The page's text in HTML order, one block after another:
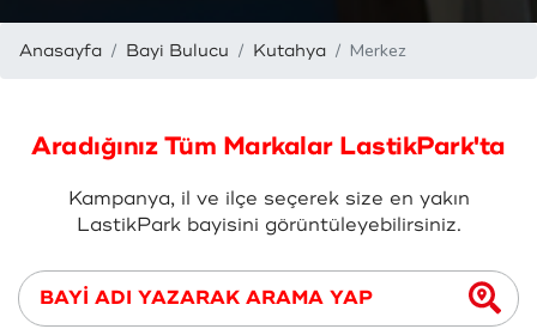
Anasayfa Bayi Bulucu Kutahya Merkez
Aradığınız Tüm Markalar LastikPark'ta
Kampanya, il ve ilçe seçerek size en yakın
LastikPark bayisini görüntüleyebilirsiniz.